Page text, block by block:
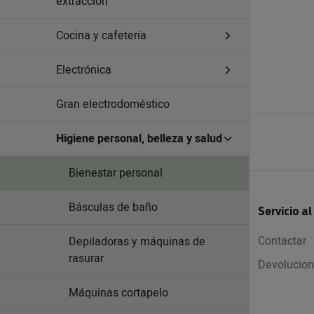
Cocina y cafetería
Electrónica
Gran electrodoméstico
Higiene personal, belleza y salud
Bienestar personal
Básculas de baño
Depiladoras y máquinas de
rasurar
Máquinas cortapelo
Servicio
Contactar